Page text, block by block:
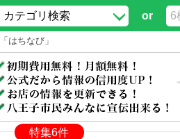
カテゴリ検索 or
はちなび」
特集6件